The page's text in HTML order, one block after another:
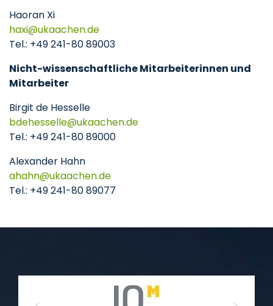
Haoran Xi
haxi
ukaachende
Tel.: +49 241-80 89003
Nicht-wissenschaftliche Mitarbeiterinnen und
Mitarbeiter
Birgit de Hesselle
bdehesselle
ukaachende
Tel.: +49 241-80 89000
Alexander Hahn
ahahn
ukaachende
Tel.: +49 241-80 89077